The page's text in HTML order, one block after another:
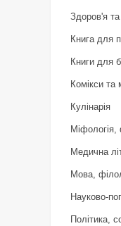
Здоров'я та
Книга для
Книги для
Комікси та
Кулінарія
Медична
Мова,
Науково-
Політика,